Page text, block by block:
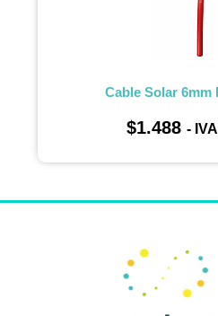
Cable Solar 6mm
$1.488 -